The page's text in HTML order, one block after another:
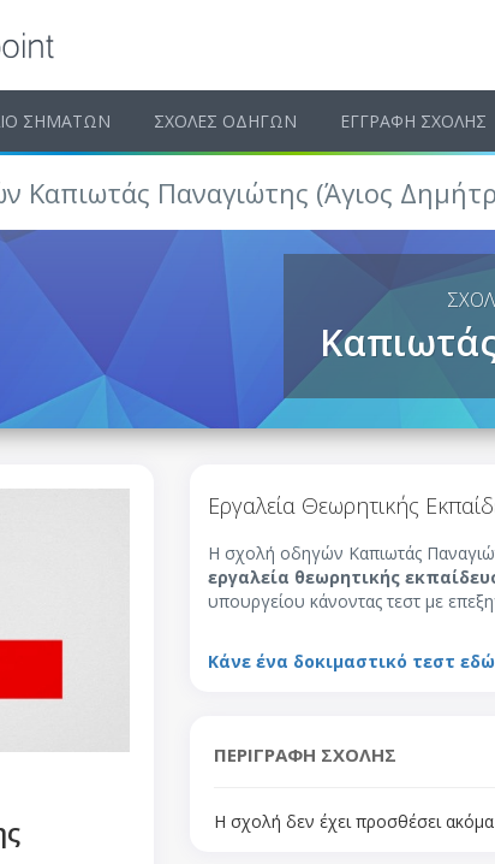
ΣΗΜΑΤΩΝ ΣΧΟΛΕΣ ΟΔΗΓΩΝ ΕΓΓΡΑΦΗ ΣΧΟΛΗΣ
Καπιωτάς Παναγιώτης (Άγιος
Εργαλεία Θεωρητικής
Η σχολή οδηγών Καπιωτάς
εργαλεία θεωρητικής
υπουργείου κάνοντας τεστ με
Κάνε ένα δοκιμαστικό τεστ
ΠΕΡΙΓΡΑΦΗ ΣΧΟΛΗΣ
Η σχολή δεν έχει προσθέσει